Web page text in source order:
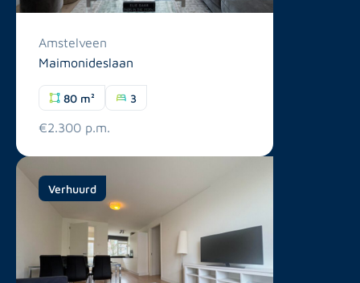
Amstelveen
Maimonideslaan
80 m² 3
€2.300 p.m.
Verhuurd